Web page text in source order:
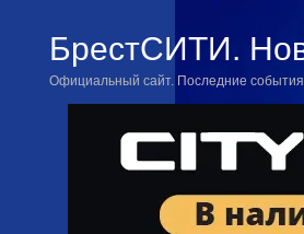
БрестСИТИ.
Официальный сайт. Последние